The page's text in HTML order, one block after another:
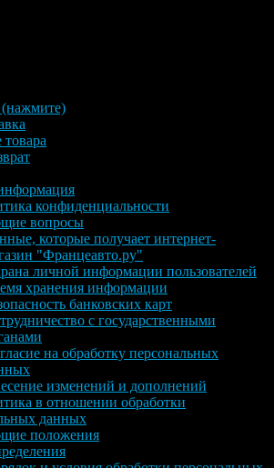
(нажмите)
конфиденциальности
вопросы
которые получает интернет-
"Францеавто.ру"
личной информации пользователей
хранения информации
банковских карт
с государственными
на обработку персональных
изменений и дополнений
в отношении обработки
данных
положения